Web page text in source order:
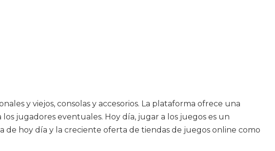
y viejos, consolas y accesorios. La plataforma ofrece una
jugadores eventuales. Hoy día, jugar a los juegos es un
hoy día y la creciente oferta de tiendas de juegos online como